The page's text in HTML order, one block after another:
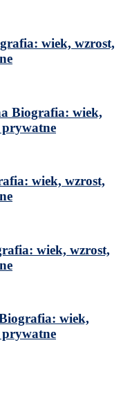
wiek, wzrost,
Biografia: wiek,
wiek, wzrost,
wiek, wzrost,
wiek,